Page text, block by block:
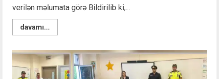
verilən məlumata görə Bildirilib ki,...
davamı...
more
16-
da
gözlənilən
hava